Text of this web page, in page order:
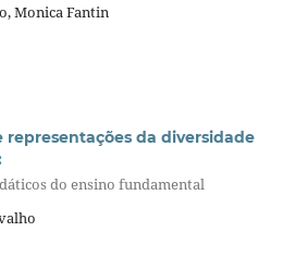
Monica Fantin
da diversidade
do ensino fundamental